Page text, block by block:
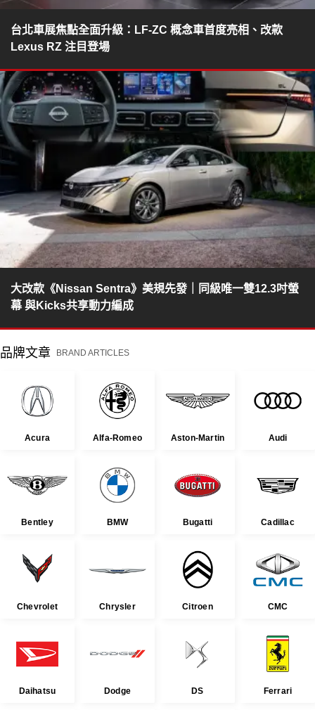
台北車展焦點全面升級：LF-ZC 概念車首度亮相、改款
Lexus RZ 注目登場
大改款《Nissan Sentra》美規先發｜同級唯一雙12.3吋螢
幕 與Kicks共享動力編成
品牌文章 BRAND ARTICLES
Acura Alfa-Romeo Aston-Martin Audi
Bentley BMW Bugatti Cadillac
Chevrolet Chrysler Citroen CMC
Daihatsu Dodge DS Ferrari